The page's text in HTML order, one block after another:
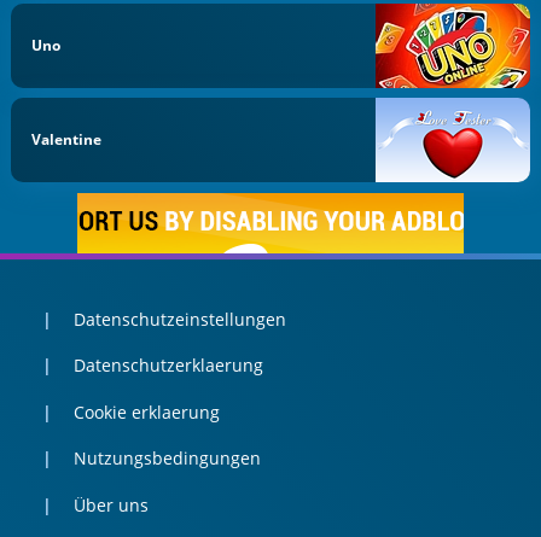
Uno
Valentine
Datenschutzeinstellungen
Datenschutzerklaerung
Cookie erklaerung
Nutzungsbedingungen
Über uns